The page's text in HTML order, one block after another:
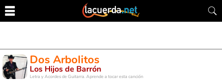
Dos Arbolitos
Los Hijos de Barrón
Letra y Acordes de Guitarra. Aprende a tocar esta canción